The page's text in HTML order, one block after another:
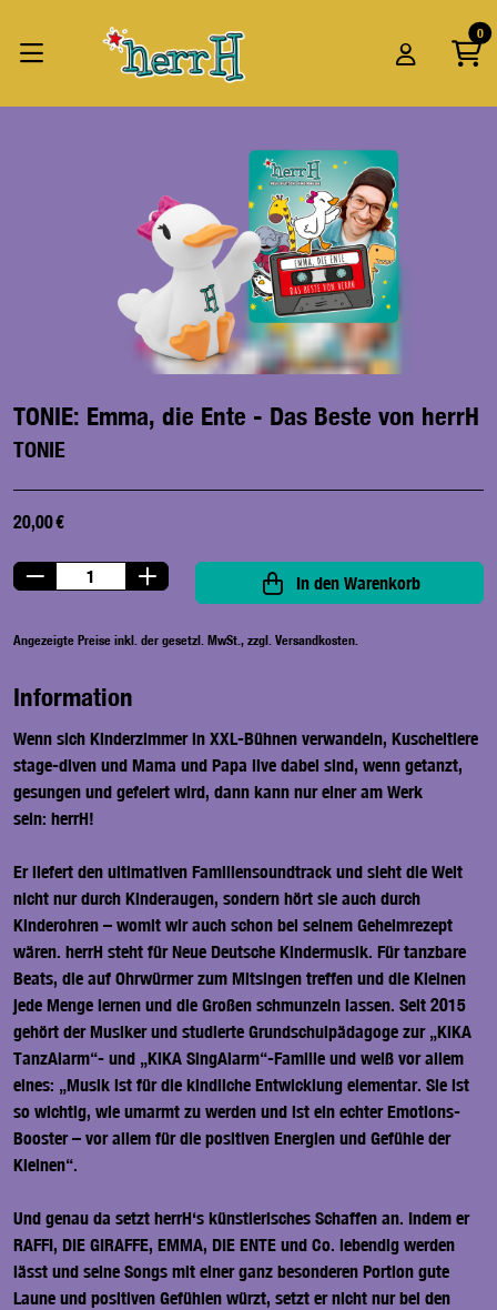
0
Produkte
TONIE: Emma, die Ente - Das Beste von herrH
TONIE: Emma, die Ente - Das Beste von herrH
TONIE
20,00 €
In den Warenkorb
Angezeigte Preise inkl. der gesetzl. MwSt., zzgl. Versandkosten.
Information
Wenn sich Kinderzimmer in XXL-Bühnen verwandeln, Kuscheltiere
stage-diven und Mama und Papa live dabei sind, wenn getanzt,
gesungen und gefeiert wird, dann kann nur einer am Werk
sein: herrH!
Er liefert den ultimativen Familiensoundtrack und sieht die Welt
nicht nur durch Kinderaugen, sondern hört sie auch durch
Kinderohren – womit wir auch schon bei seinem Geheimrezept
wären. herrH steht für Neue Deutsche Kindermusik. Für tanzbare
Beats, die auf Ohrwürmer zum Mitsingen treffen und die Kleinen
jede Menge lernen und die Großen schmunzeln lassen. Seit 2015
gehört der Musiker und studierte Grundschulpädagoge zur „KiKA
TanzAlarm“- und „KiKA SingAlarm“-Familie und weiß vor allem
eines: „Musik ist für die kindliche Entwicklung elementar. Sie ist
so wichtig, wie umarmt zu werden und ist ein echter Emotions-
Booster – vor allem für die positiven Energien und Gefühle der
Kleinen“.
Und genau da setzt herrH‘s künstlerisches Schaffen an. Indem er
RAFFI, DIE GIRAFFE, EMMA, DIE ENTE und Co. lebendig werden
lässt und seine Songs mit einer ganz besonderen Portion gute
Laune und positiven Gefühlen würzt, setzt er nicht nur bei den